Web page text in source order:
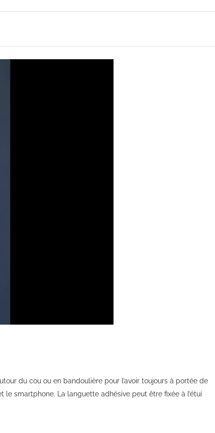
du cou ou en bandoulière pour l’avoir toujours à portée de
smartphone. La languette adhésive peut être fixée à l’étui